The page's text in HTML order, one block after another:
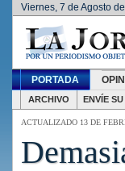
Viernes, 7 de Agosto
PORTADA
ARCHIVO ENVÍE
ACTUALIZADO 13 DE